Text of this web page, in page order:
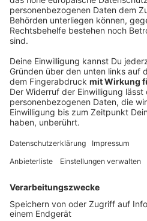
Bennet Strahmann (Die
Czylwick (MLPD, Witten) und
(dieBasis, Wetter/Ruhr).
Anzeige
Allgemeine Infos
Anzeige
Bei der Landtagswahl am
entscheidet er sich für einen
seinem Wahlkreis, mit der